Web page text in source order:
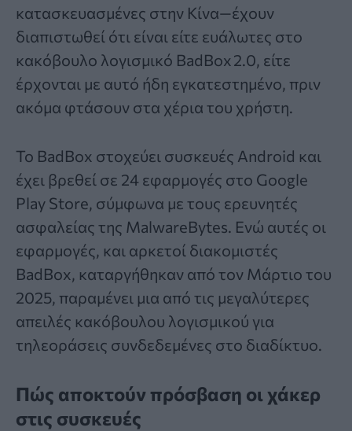
κατασκευασμένες στην Κίνα—έχουν
διαπιστωθεί ότι είναι είτε ευάλωτες στο
κακόβουλο λογισμικό BadBox 2.0, είτε
έρχονται με αυτό ήδη εγκατεστημένο, πριν
ακόμα φτάσουν στα χέρια του χρήστη.
Το BadBox στοχεύει συσκευές Android και
έχει βρεθεί σε 24 εφαρμογές στο Google
Play Store, σύμφωνα με τους ερευνητές
ασφαλείας της MalwareBytes. Ενώ αυτές οι
εφαρμογές, και αρκετοί διακομιστές
BadBox, καταργήθηκαν από τον Μάρτιο του
2025, παραμένει μια από τις μεγαλύτερες
απειλές κακόβουλου λογισμικού για
τηλεοράσεις συνδεδεμένες στο διαδίκτυο.
Πώς αποκτούν πρόσβαση οι χάκερ
στις συσκευές